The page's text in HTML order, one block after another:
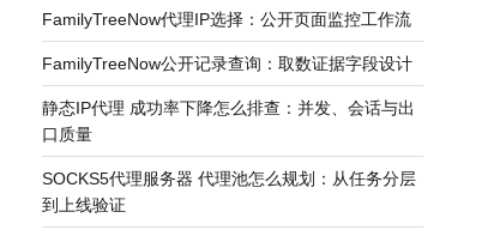
FamilyTreeNow代理IP选择：公开页面监控工作流
FamilyTreeNow公开记录查询：取数证据字段设计
静态IP代理 成功率下降怎么排查：并发、会话与出
口质量
SOCKS5代理服务器 代理池怎么规划：从任务分层
到上线验证